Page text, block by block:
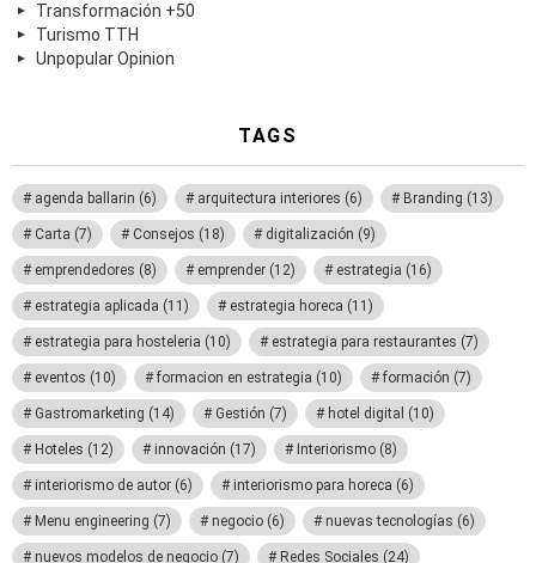
Transformación +50
Turismo TTH
Unpopular Opinion
TAGS
agenda ballarin (6) arquitectura interiores (6) Branding (13)
Carta (7) Consejos (18) digitalización (9)
emprendedores (8) emprender (12) estrategia (16)
estrategia aplicada (11) estrategia horeca (11)
estrategia para hosteleria (10) estrategia para restaurantes (7)
eventos (10) formacion en estrategia (10) formación (7)
Gastromarketing (14) Gestión (7) hotel digital (10)
Hoteles (12) innovación (17) Interiorismo (8)
interiorismo de autor (6) interiorismo para horeca (6)
Menu engineering (7) negocio (6) nuevas tecnologías (6)
nuevos modelos de negocio (7) Redes Sociales (24)